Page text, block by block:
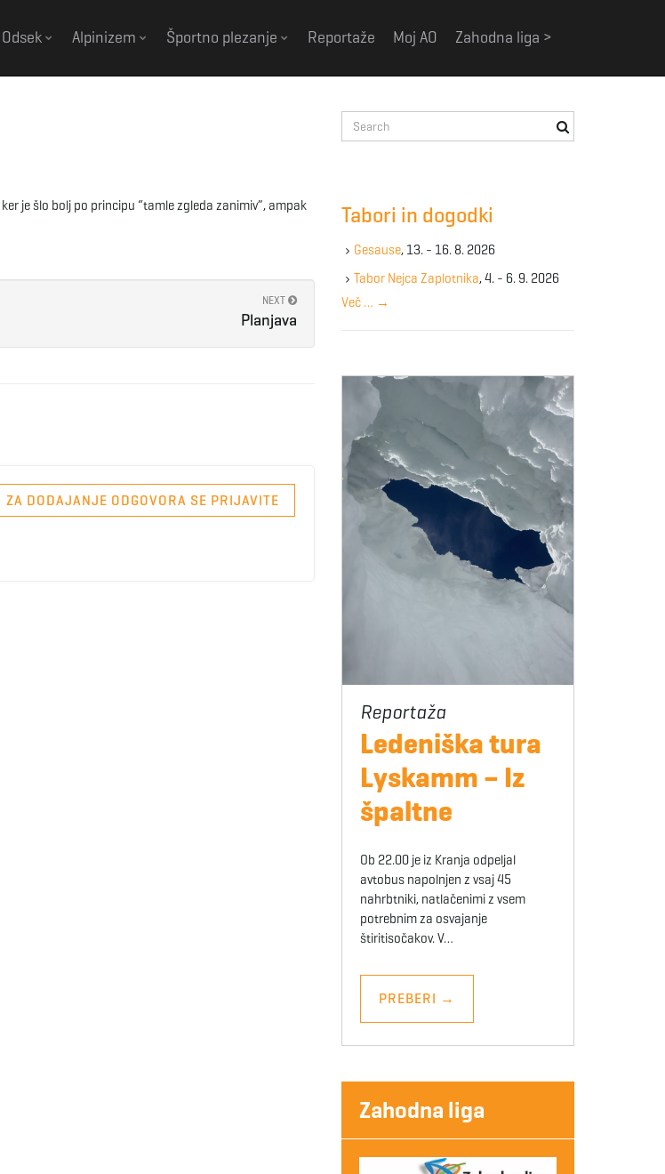
Odsek Alpinizem Športno plezanje Reportaže Moj AO Zahodna liga >
je šlo bolj po principu “tamle zgleda zanimiv”, ampak
NEXT
Planjava
ZA DODAJANJE ODGOVORA SE PRIJAVITE
e
e
y
w
r
Tabori in dogodki
Gesause, 13. - 16. 8. 2026
Tabor Nejca Zaplotnika, 4. - 6. 9. 2026
Več … →
Ledeniška tura
Lyskamm – Iz
špaltne
Ob 22.00 je iz Kranja odpeljal
avtobus napolnjen z vsaj 45
nahrbtniki, natlačenimi z vsem
potrebnim za osvajanje
štiritisočakov. V…
PREBERI →
Zahodna liga